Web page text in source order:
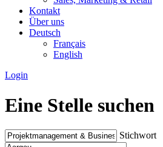
Kontakt
Über uns
Deutsch
Français
English
Login
Eine Stelle suchen
Stichwort